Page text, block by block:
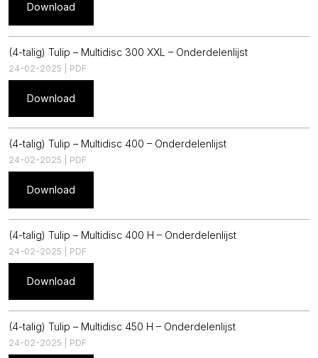
Download
(4-talig) Tulip – Multidisc 300 XXL – Onderdelenlijst
24-02-2025 | PDF
Download
(4-talig) Tulip – Multidisc 400 – Onderdelenlijst
24-02-2025 | PDF
Download
(4-talig) Tulip – Multidisc 400 H – Onderdelenlijst
24-02-2025 | PDF
Download
(4-talig) Tulip – Multidisc 450 H – Onderdelenlijst
24-02-2025 | PDF